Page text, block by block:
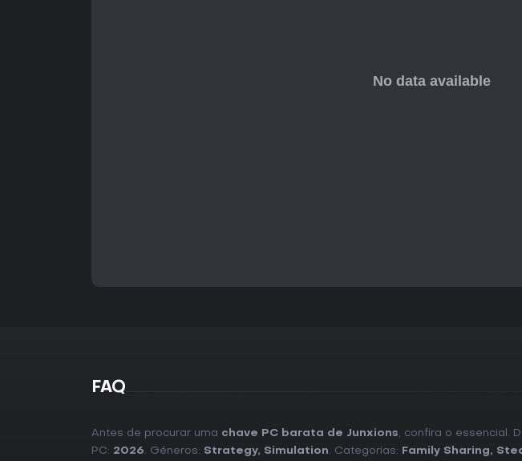
FAQ
Antes de procurar uma chave PC barata de Junxions, confira o essencial.
PC: 2026. Géneros: Strategy, Simulation. Categorias: Family Sharing,